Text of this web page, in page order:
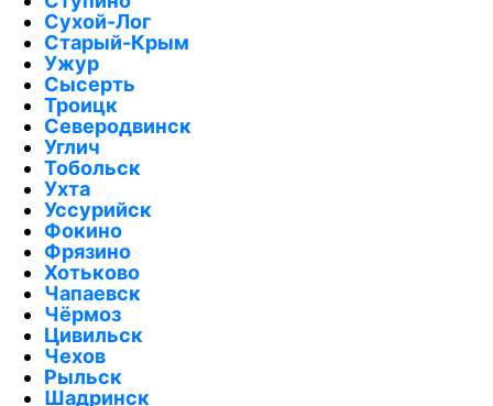
Сухой-Лог
Старый-Крым
Ужур
Сысерть
Троицк
Северодвинск
Углич
Тобольск
Ухта
Уссурийск
Фокино
Фрязино
Хотьково
Чапаевск
Чёрмоз
Цивильск
Чехов
Рыльск
Шадринск